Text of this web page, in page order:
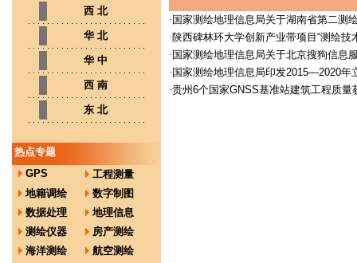
西 北
华 北
华 中
西 南
东 北
热点专题
GPS
工程测量
地籍调绘
数字制图
数据处理
地理信息
测绘仪器
房产测绘
海洋测绘
航空测绘
· 国家测绘地理信息局关于湖南省第二测
·陕西碑林环大学创新产业带项目“测绘
· 国家测绘地理信息局关于北京搜狗信息
· 国家测绘地理信息局印发2015—2020年
·贵州6个国家GNSS基准站建筑工程质量